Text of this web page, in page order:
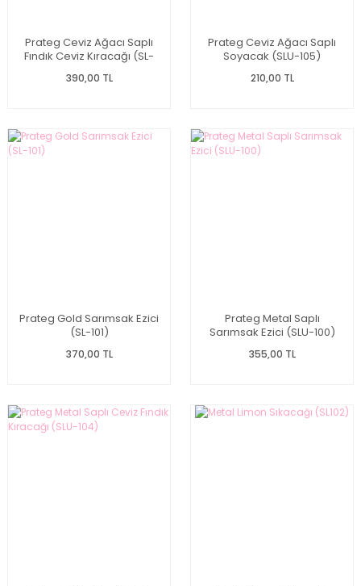
Prateg Ceviz Ağacı Saplı
Fındık Ceviz Kıracağı (SL-
390,00 TL
Prateg Ceviz Ağacı Saplı
Soyacak (SLU-105)
210,00 TL
Prateg Gold Sarımsak Ezici
(SL-101)
370,00 TL
Prateg Metal Saplı
Sarımsak Ezici (SLU-100)
355,00 TL